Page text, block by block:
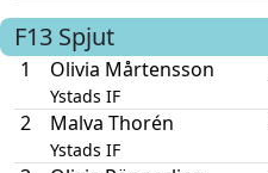
F13 Spjut
1
Olivia Mårtensson
Ystads IF
2 Malva Thorén
Ystads IF